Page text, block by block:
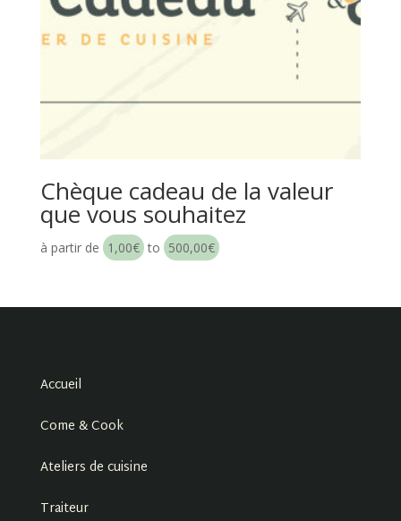
Chèque cadeau de la valeur
que vous souhaitez
à partir de 1,00€ to 500,00€
Accueil
Come & Cook
Ateliers de cuisine
Traiteur